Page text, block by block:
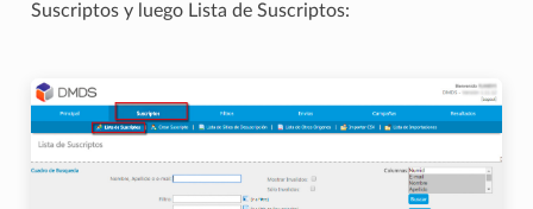
Suscriptos y luego Lista de Suscriptos: